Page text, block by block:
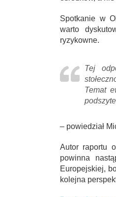
Spotkanie w
warto
ryzykowne.
Tej
Temat
– powiedział
Autor raportu
powinna
Europejskiej,
kolejna